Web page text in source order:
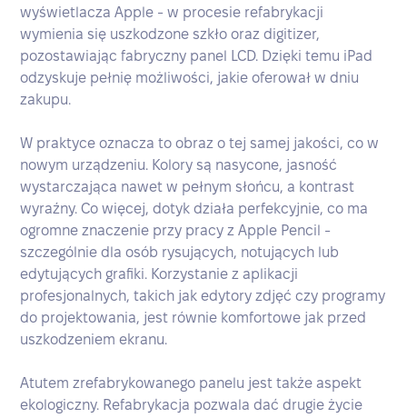
wyświetlacza Apple - w procesie refabrykacji
wymienia się uszkodzone szkło oraz digitizer,
pozostawiając fabryczny panel LCD. Dzięki temu iPad
odzyskuje pełnię możliwości, jakie oferował w dniu
zakupu.
W praktyce oznacza to obraz o tej samej jakości, co w
nowym urządzeniu. Kolory są nasycone, jasność
wystarczająca nawet w pełnym słońcu, a kontrast
wyraźny. Co więcej, dotyk działa perfekcyjnie, co ma
ogromne znaczenie przy pracy z Apple Pencil -
szczególnie dla osób rysujących, notujących lub
edytujących grafiki. Korzystanie z aplikacji
profesjonalnych, takich jak edytory zdjęć czy programy
do projektowania, jest równie komfortowe jak przed
uszkodzeniem ekranu.
Atutem zrefabrykowanego panelu jest także aspekt
ekologiczny. Refabrykacja pozwala dać drugie życie